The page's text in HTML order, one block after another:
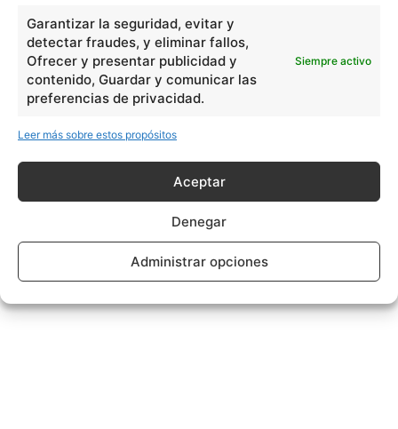
Garantizar la seguridad, evitar y
detectar fraudes, y eliminar fallos,
Ofrecer y presentar publicidad y
contenido, Guardar y comunicar las
preferencias de privacidad.
Siempre activo
Leer más sobre estos propósitos
Aceptar
Denegar
Administrar opciones